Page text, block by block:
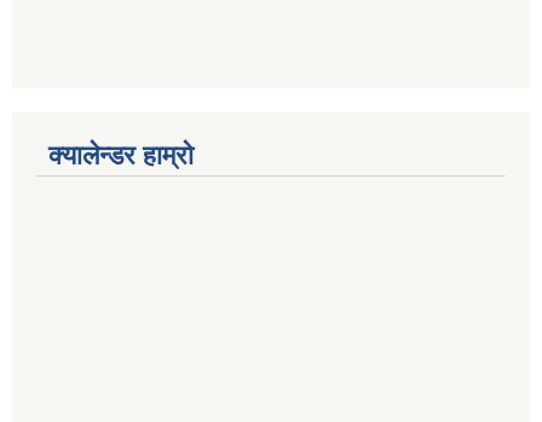
क्यालेन्डर हाम्रो